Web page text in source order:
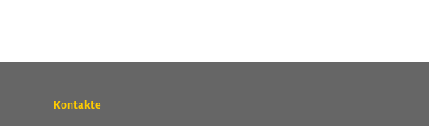
Wichtige
Kontakte